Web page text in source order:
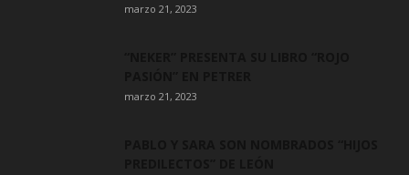
marzo 21, 2023
marzo 21, 2023